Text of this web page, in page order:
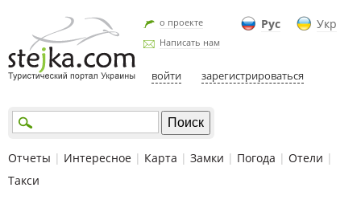
Рус Укр
о проекте
Написать нам
войти зарегистрироваться
Отчеты | Интересное | Карта | Замки | Погода | Отели |
Такси